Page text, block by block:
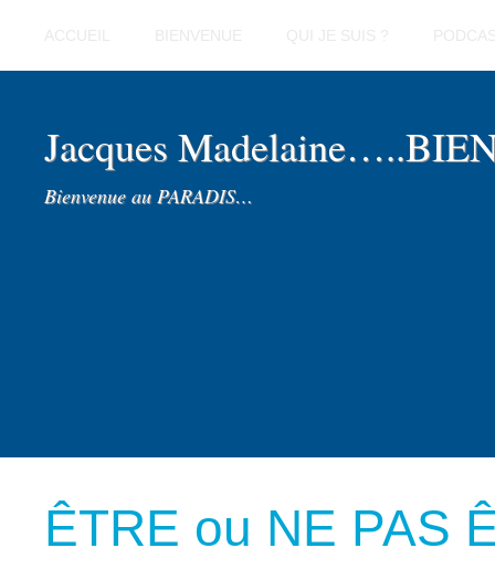
Jacques
Bienvenue au PARADIS…
ÊTRE ou NE PAS